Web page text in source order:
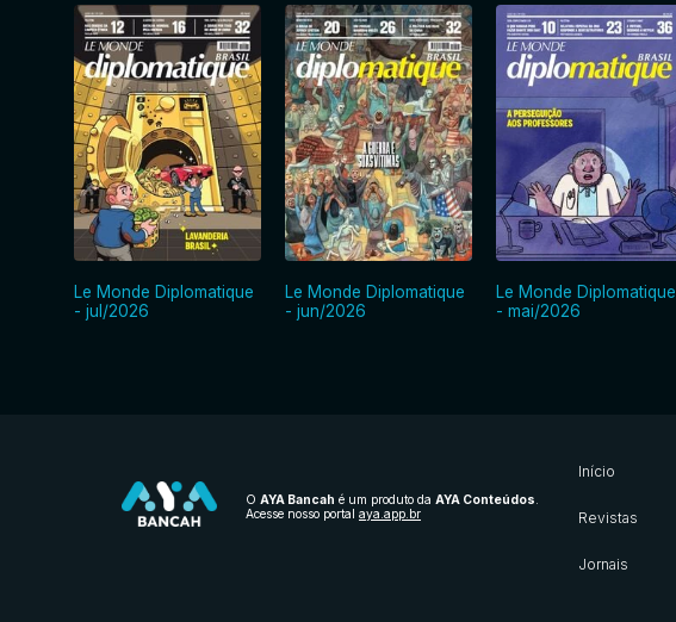
Le Monde Diplomatique
- jul/2026
Le Monde Diplomatique
- jun/2026
Le Monde Diplomatique
- mai/2026
O AYA Bancah é um produto da AYA Conteúdos
Acesse nosso portal aya.app.br
Início
Revistas
Jornais